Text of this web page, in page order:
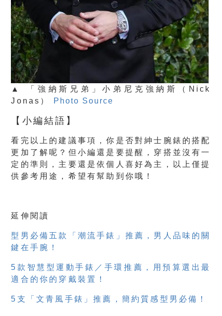
▲ 「強納斯兄弟」小弟尼克強納斯（Nick
Jonas）
Photo Source
【小編結語】
看完以上的建議事項，你是否對紳士腕錶的搭配
更加了解呢？但小編還是要提醒，穿搭並沒有一
定的準則，主要還是依個人喜好為主，以上僅提
供參考用途，希望有幫助到你哦！
延伸閱讀
型男必備五款「潮流手錶」推薦，男人品味的關
鍵在手腕！
5款智慧型運動手錶／手環推薦，用預算選出最
適合的你的穿戴裝置！
5支「文青風手錶」推薦，簡約質感型男必備！